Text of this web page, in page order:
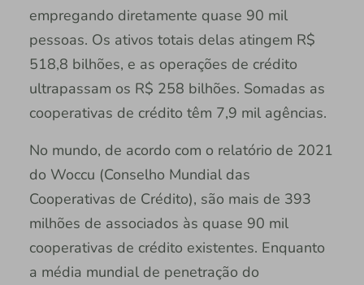
empregando diretamente quase 90 mil
pessoas. Os ativos totais delas atingem R$
518,8 bilhões, e as operações de crédito
ultrapassam os R$ 258 bilhões. Somadas as
cooperativas de crédito têm 7,9 mil agências.
No mundo, de acordo com o relatório de 2021
do Woccu (Conselho Mundial das
Cooperativas de Crédito), são mais de 393
milhões de associados às quase 90 mil
cooperativas de crédito existentes. Enquanto
a média mundial de penetração do